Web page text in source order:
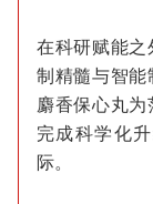
在科研赋能之
制精髓与智能
麝香保心丸
完成科学化
际。